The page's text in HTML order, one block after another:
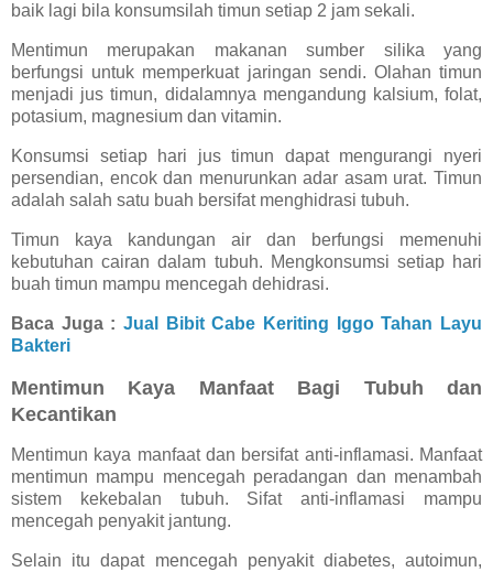
baik lagi bila konsumsilah timun setiap 2 jam sekali.
Mentimun merupakan makanan sumber silika yang
berfungsi untuk memperkuat jaringan sendi. Olahan timun
menjadi jus timun, didalamnya mengandung kalsium, folat,
potasium, magnesium dan vitamin.
Konsumsi setiap hari jus timun dapat mengurangi nyeri
persendian, encok dan menurunkan adar asam urat. Timun
adalah salah satu buah bersifat menghidrasi tubuh.
Timun kaya kandungan air dan berfungsi memenuhi
kebutuhan cairan dalam tubuh. Mengkonsumsi setiap hari
buah timun mampu mencegah dehidrasi.
Baca Juga : Jual Bibit Cabe Keriting Iggo Tahan Layu
Bakteri
Mentimun Kaya Manfaat Bagi Tubuh dan
Kecantikan
Mentimun kaya manfaat dan bersifat anti-inflamasi. Manfaat
mentimun mampu mencegah peradangan dan menambah
sistem kekebalan tubuh. Sifat anti-inflamasi mampu
mencegah penyakit jantung.
Selain itu dapat mencegah penyakit diabetes, autoimun,